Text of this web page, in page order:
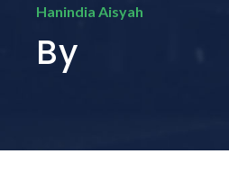
Hanindia Aisyah
By